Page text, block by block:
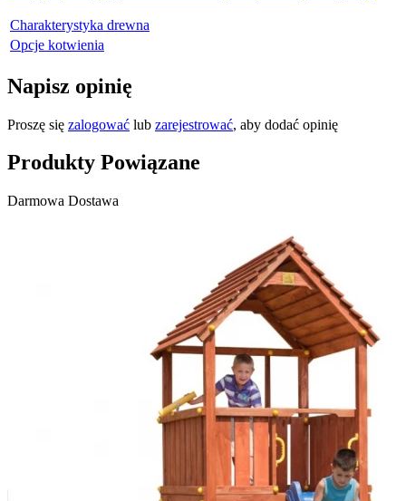
Charakterystyka drewna
Opcje kotwienia
Napisz opinię
Proszę się zalogować lub zarejestrować, aby dodać opinię
Produkty Powiązane
Darmowa Dostawa